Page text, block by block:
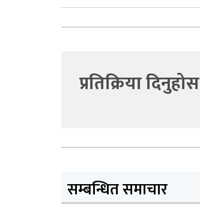
प्रतिक्रिया दिनुहोस
सम्बन्धित समाचार